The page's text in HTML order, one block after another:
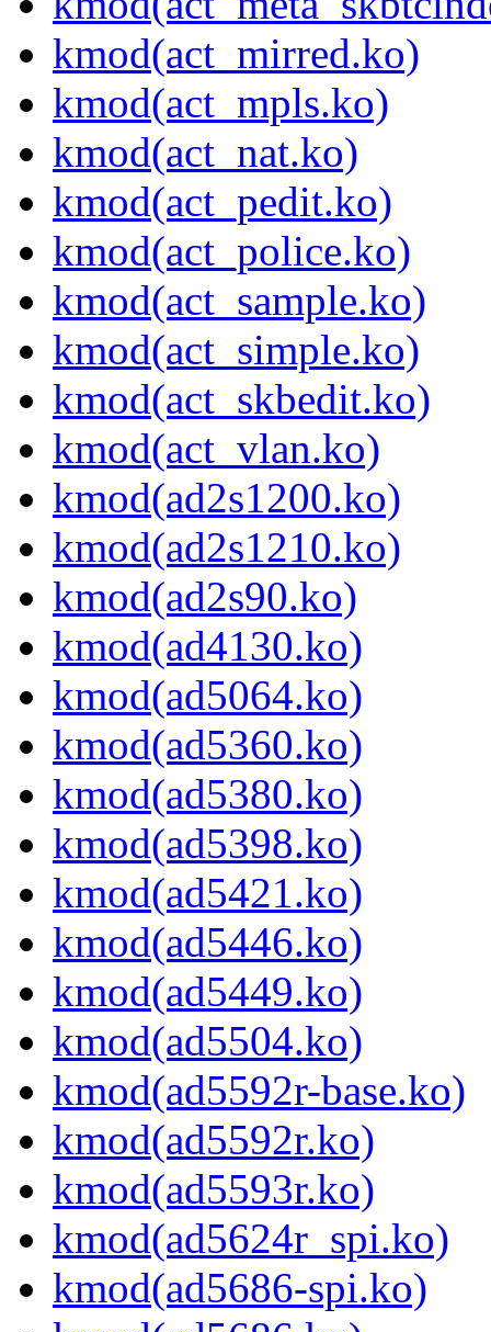
kmod(act_mirred.ko)
kmod(act_mpls.ko)
kmod(act_nat.ko)
kmod(act_pedit.ko)
kmod(act_police.ko)
kmod(act_sample.ko)
kmod(act_simple.ko)
kmod(act_skbedit.ko)
kmod(act_vlan.ko)
kmod(ad2s1200.ko)
kmod(ad2s1210.ko)
kmod(ad2s90.ko)
kmod(ad4130.ko)
kmod(ad5064.ko)
kmod(ad5360.ko)
kmod(ad5380.ko)
kmod(ad5398.ko)
kmod(ad5421.ko)
kmod(ad5446.ko)
kmod(ad5449.ko)
kmod(ad5504.ko)
kmod(ad5592r-base.ko)
kmod(ad5592r.ko)
kmod(ad5593r.ko)
kmod(ad5624r_spi.ko)
kmod(ad5686-spi.ko)